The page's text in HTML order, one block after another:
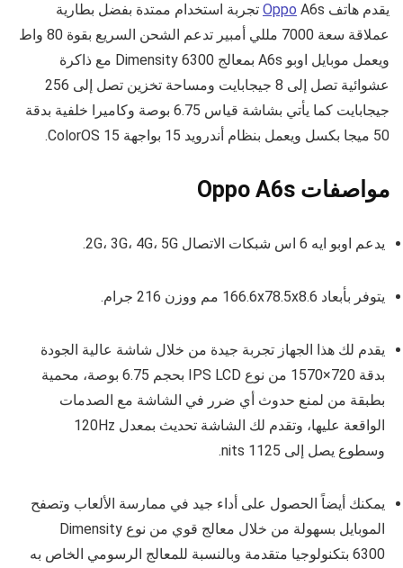
يقدم هاتف Oppo A6s
تجربة استخدام ممتدة بفضل بطارية
عملاقة سعة 7000 مللي أمبير تدعم الشحن السريع بقوة 80 واط
ويعمل موبايل اوبو A6s
بمعالج Dimensity 6300 مع ذاكرة
عشوائية تصل إلى 8 جيجابايت ومساحة تخزين تصل إلى 256
جيجابايت كما يأتي بشاشة قياس 6.75 بوصة وكاميرا خلفية بدقة
50 ميجا بكسل ويعمل بنظام أندرويد 15 بواجهة ColorOS 15.
مواصفات Oppo A6s
يدعم اوبو ايه 6 اس شبكات الاتصال 2G، 3G، 4G، 5G.
يتوفر بأبعاد 166.6x78.5x8.6 مم ووزن 216 جرام.
يقدم لك هذا الجهاز تجربة جيدة من خلال شاشة عالية الجودة
بدقة 720×1570 من نوع IPS LCD بحجم 6.75 بوصة، محمية
بطبقة من لمنع حدوث أي ضرر في الشاشة مع الصدمات
الواقعة عليها، وتقدم لك الشاشة تحديث بمعدل 120Hz
وسطوع يصل إلى 1125 nits.
يمكنك أيضاً الحصول على أداء جيد في ممارسة الألعاب وتصفح
الموبايل بسهولة من خلال معالج قوي من نوع Dimensity
6300 بتكنولوجيا متقدمة وبالنسبة للمعالج الرسومي الخاص به